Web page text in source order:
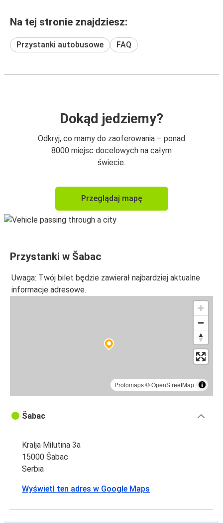
Na tej stronie znajdziesz:
Przystanki autobusowe FAQ
Dokąd jedziemy?
Odkryj, co mamy do zaoferowania – ponad
8000 miejsc docelowych na całym
świecie.
Przeglądaj mapę
Przystanki w Šabac
Uwaga: Twój bilet będzie zawierał najbardziej aktualne
informacje adresowe.
Protomaps©OpenStreetMap
Šabac
Kralja Milutina 3a
15000 Šabac
Serbia
Wyświetl ten adres w Google Maps